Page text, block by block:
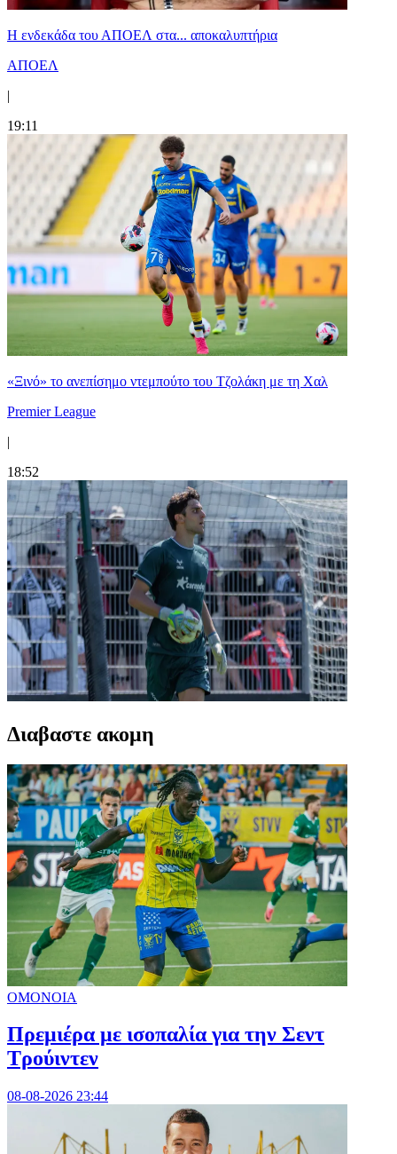
Η ενδεκάδα του ΑΠΟΕΛ στα... αποκαλυπτήρια
ΑΠΟΕΛ
|
19:11
«Ξινό» το ανεπίσημο ντεμπούτο του Τζολάκη με τη Χαλ
Premier League
|
18:52
Διαβαστε ακομη
ΟΜΟΝΟΙΑ
Πρεμιέρα με ισοπαλία για την Σεντ
Τρούιντεν
08-08-2026 23:44